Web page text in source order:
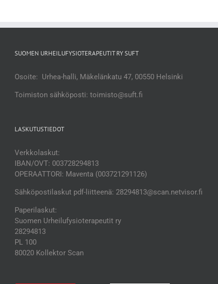
SUOMEN URHEILUFYSIOTERAPEUTIT RY SUFT
Osoite: Urhea-halli, Mäkelänkatu 47, 00550 Helsinki
Toimiston sähköposti: toimisto@suft.fi
LASKUTUSTIEDOT
Verkkolaskut:
IBAN/OVT: 003728294813
OPERAATTORI: Maventa (003721291126)
Sähköpostilaskut pdf-liitteenä: 28294813@scan.netvisor.fi
Paperilaskut:
Suomen Urheilufysioterapeutit ry
28294813
PL 100
80020 Kollektor Scan